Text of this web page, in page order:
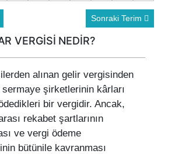
Sonraki Terim
VERGİSİ NEDİR?
alınan gelir vergisinden
sermaye şirketlerinin kârları
bir vergidir. Ancak,
rekabet şartlarının
ve vergi ödeme
bütünile kavranması